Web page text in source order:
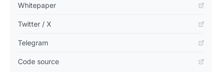
Whitepaper
Twitter / X
Telegram
Code source